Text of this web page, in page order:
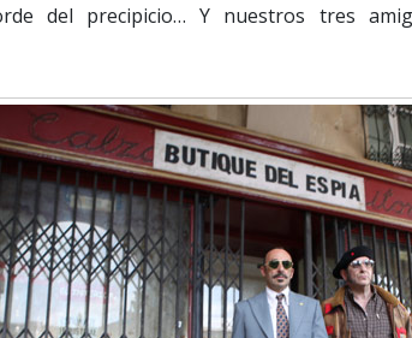
del precipicio… Y nuestros tres